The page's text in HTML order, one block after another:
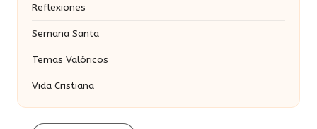
Reflexiones
Semana Santa
Temas Valóricos
Vida Cristiana